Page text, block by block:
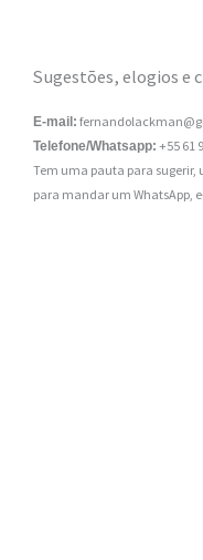
Sugestões, elogios e
E-mail:
Telefone/Whatsapp: +55 61
Tem uma pauta para sugerir,
para mandar um WhatsApp,